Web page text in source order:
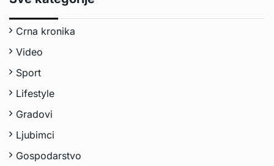
Crna kronika
Video
Sport
Lifestyle
Gradovi
Ljubimci
Gospodarstvo